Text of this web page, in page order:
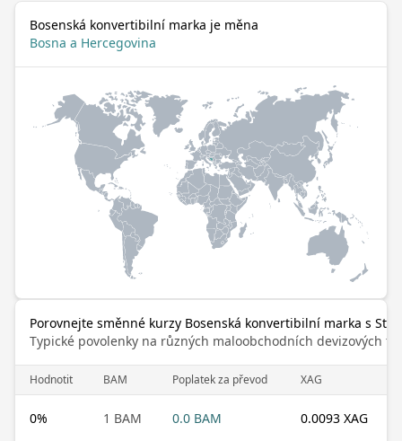
Bosenská konvertibilní marka je měna
Bosna a Hercegovina
Porovnejte směnné kurzy Bosenská konvertibilní marka s
Typické povolenky na různých maloobchodních devizových
Hodnotit BAM Poplatek za převod XAG
0% 1 BAM 0.0 BAM 0.0093 XAG